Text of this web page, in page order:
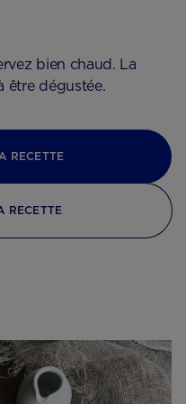
bien chaud. La
être dégustée.
RECETTE
RECETTE